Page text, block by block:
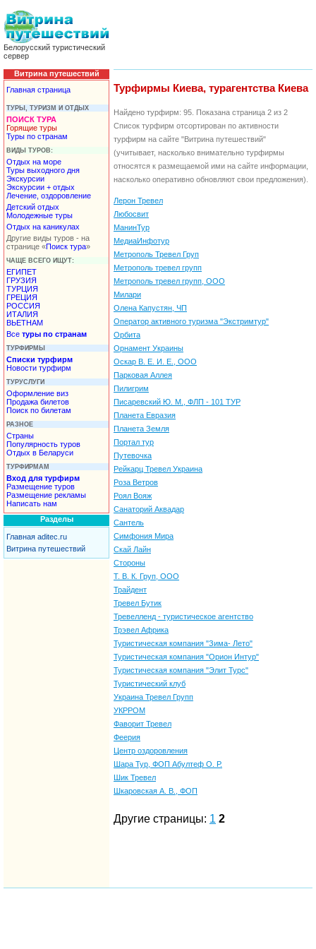
Белорусский туристический
сервер
Витрина путешествий
Главная страница
ТУРЫ, ТУРИЗМ И ОТДЫХ
ПОИСК ТУРА
Горящие туры
Туры по странам
ВИДЫ ТУРОВ:
Отдых на море
Туры выходного дня
Экскурсии
Экскурсии + отдых
Лечение, оздоровление
Детский отдых
Молодежные туры
Отдых на каникулах
Другие виды туров - на
странице «Поиск тура»
ЧАЩЕ ВСЕГО ИЩУТ:
ЕГИПЕТ
ГРУЗИЯ
ТУРЦИЯ
ГРЕЦИЯ
РОССИЯ
ИТАЛИЯ
ВЬЕТНАМ
Все туры по странам
ТУРФИРМЫ
Списки турфирм
Новости турфирм
ТУРУСЛУГИ
Оформление виз
Продажа билетов
Поиск по билетам
РАЗНОЕ
Страны
Популярность туров
Отдых в Беларуси
ТУРФИРМАМ
Вход для турфирм
Размещение туров
Размещение рекламы
Написать нам
Разделы
Главная aditec.ru
Витрина путешествий
Турфирмы Киева, турагентства Киева
Найдено турфирм: 95. Показана страница 2 из 2
Список турфирм отсортирован по активности
турфирм на сайте "Витрина путешествий"
(учитывает, насколько внимательно турфирмы
относятся к размещаемой ими на сайте информации,
насколько оперативно обновляют свои предложения).
Лерон Тревел
Любосвит
МанинТур
МедиаИнфотур
Метрополь Тревел Груп
Метрополь тревел групп
Метрополь тревел групп, ООО
Милари
Олена Капустян, ЧП
Оператор активного туризма "Экстримтур"
Орбита
Орнамент Украины
Оскар В. Е. И. Е., ООО
Парковая Аллея
Пилигрим
Писаревский Ю. М., ФЛП - 101 ТУР
Планета Евразия
Планета Земля
Портал тур
Путевочка
Рейкарц Тревел Украина
Роза Ветров
Роял Вояж
Санаторий Аквадар
Сантель
Симфония Мира
Скай Лайн
Стороны
Т. В. К. Груп, ООО
Трайдент
Тревел Бутик
Тревелленд - туристическое агентство
Трэвел Африка
Туристическая компания "Зима- Лето"
Туристическая компания "Орион Интур"
Туристическая компания "Элит Турс"
Туристический клуб
Украина Тревел Групп
УКРРОМ
Фаворит Тревел
Феерия
Центр оздоровления
Шара Тур, ФОП Абултеф О. Р.
Шик Тревел
Шкаровская А. В., ФОП
Другие страницы: 1 2